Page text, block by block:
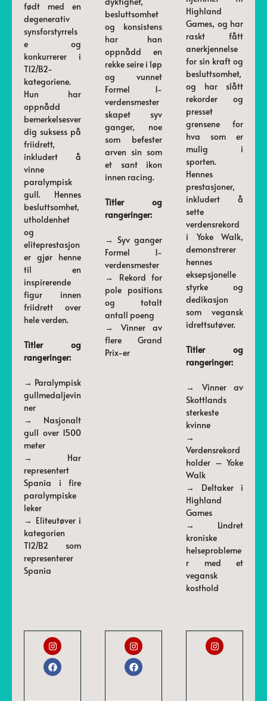
født med en
degenerativ
synsforstyrrels
e og
konkurrerer i
T12/B2-
kategoriene.
Hun har
oppnådd
bemerkelsesver
dig suksess på
friidrett,
inkludert å
vinne
paralympisk
gull. Hennes
besluttsomhet,
utholdenhet
og
eliteprestasjon
er gjør henne
til en
inspirerende
figur innen
friidrett over
hele verden.
Titler og
rangeringer:
→ Paralympisk
gullmedaljevin
ner
→ Nasjonalt
gull over 1500
meter
→ Har
representert
Spania i fire
paralympiske
leker
→ Eliteutøver i
kategorien
T12/B2 som
representerer
Spania
besluttsomhet
og konsistens
har han
oppnådd en
rekke seire i løp
og vunnet
Formel 1-
verdensmester
skapet syv
ganger, noe
som befester
arven sin som
et sant ikon
innen racing.
Titler og
rangeringer:
→ Syv ganger
Formel 1-
verdensmester
→ Rekord for
pole positions
og totalt
antall poeng
→ Vinner av
flere Grand
Prix-er
Highland
Games, og har
raskt fått
anerkjennelse
for sin kraft og
besluttsomhet,
og har slått
rekorder og
presset
grensene for
hva som er
mulig i
sporten.
Hennes
prestasjoner,
inkludert å
sette
verdensrekord
i Yoke Walk,
demonstrerer
hennes
eksepsjonelle
styrke og
dedikasjon
som vegansk
idrettsutøver.
Titler og
rangeringer:
→ Vinner av
Skottlands
sterkeste
kvinne
→
Verdensrekord
holder – Yoke
Walk
→ Deltaker i
Highland
Games
→ Lindret
kroniske
helseprobleme
r med et
vegansk
kosthold